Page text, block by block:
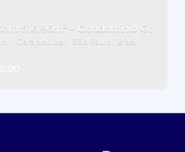
516,96m² - Condomínio Golf
Carapicuíba São Paulo
Brasil